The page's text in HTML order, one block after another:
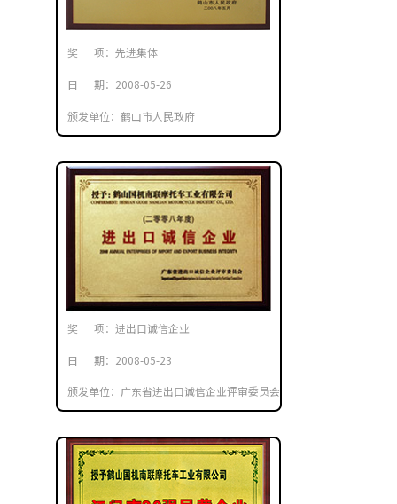
奖 项：先进集体
日 期：2008-05-26
颁发单位：鹤山市人民政府
奖 项：进出口诚信企业
日 期：2008-05-23
颁发单位：广东省进出口诚信企业评审委员会